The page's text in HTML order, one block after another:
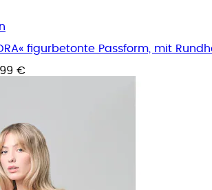
figurbetonte Passform, mit
€